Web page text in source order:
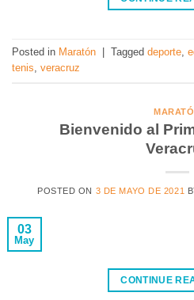
Posted in Maratón Tagged deporte
tenis veracruz
Bienvenido al
POSTED ON 3 DE MAYO DE 2021
03
May
CONTINUE